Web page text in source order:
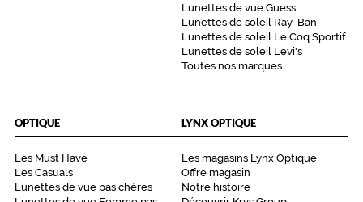
Lunettes de vue Guess
Lunettes de soleil Ray-Ban
Lunettes de soleil Le Coq Sportif
Lunettes de soleil Levi's
Toutes nos marques
OPTIQUE
Les Must Have
Les Casuals
Lunettes de vue pas chères
LYNX OPTIQUE
Les magasins Lynx Optique
Offre magasin
Notre histoire